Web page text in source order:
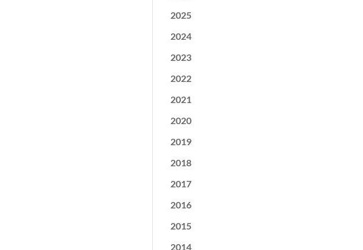
2025
2024
2023
2022
2021
2020
2019
2018
2017
2016
2015
2014